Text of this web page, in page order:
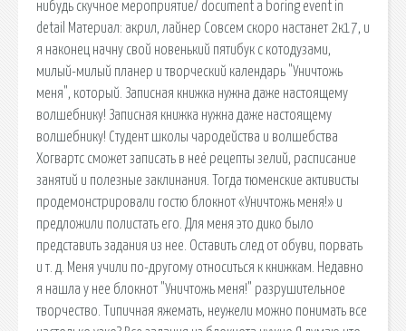
нибудь скучное мероприятие/ document a boring event in
detail Материал: акрил, лайнер Совсем скоро настанет 2к17, и
я наконец начну свой новенький пятибук с котодузами,
милый-милый планер и творческий календарь "Уничтожь
меня", который. Записная книжка нужна даже настоящему
волшебнику! Записная книжка нужна даже настоящему
волшебнику! Студент школы чародейства и волшебства
Хогвартс сможет записать в неё рецепты зелий, расписание
занятий и полезные заклинания. Тогда тюменские активисты
продемонстрировали гостю блокнот «Уничтожь меня!» и
предложили полистать его. Для меня это дико было
представить задания из нее. Оставить след от обуви, порвать
и т. д. Меня учили по-другому относиться к книжкам. Недавно
я нашла у нее блокнот "Уничтожь меня!" разрушительное
творчество. Типичная яжемать, неужели можно понимать все